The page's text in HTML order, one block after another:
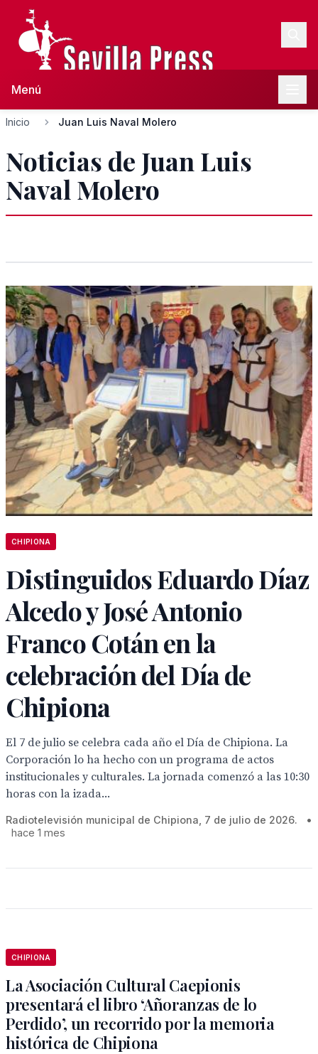
Menú
Inicio Juan Luis Naval Molero
Noticias de Juan Luis
Naval Molero
CHIPIONA
Distinguidos Eduardo Díaz
Alcedo y José Antonio
Franco Cotán en la
celebración del Día de
Chipiona
El 7 de julio se celebra cada año el Día de Chipiona. La
Corporación lo ha hecho con un programa de actos
institucionales y culturales. La jornada comenzó a las 10:30
horas con la izada...
Radiotelevisión municipal de Chipiona, 7 de julio de 2026.
•
hace 1 mes
CHIPIONA
La Asociación Cultural Caepionis
presentará el libro ‘Añoranzas de lo
Perdido’, un recorrido por la memoria
histórica de Chipiona